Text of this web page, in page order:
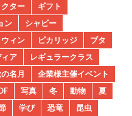
ター
ギフト
ン
シャビー
ィン ピカリッジ
ブタ
ィア
レギュラークラス
名月
企業様主催イベント
写真 冬 動物
夏
学び 恐竜
昆虫